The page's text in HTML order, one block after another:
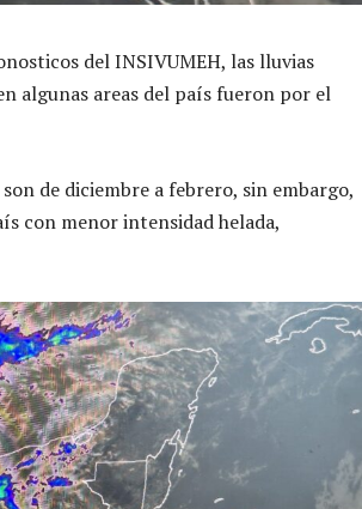
del INSIVUMEH, las lluvias
algunas areas del país fueron por el
de diciembre a febrero, sin embargo,
con menor intensidad helada,